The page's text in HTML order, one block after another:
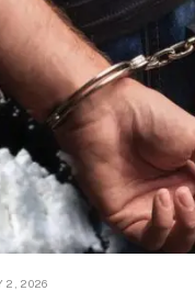
2, 2026